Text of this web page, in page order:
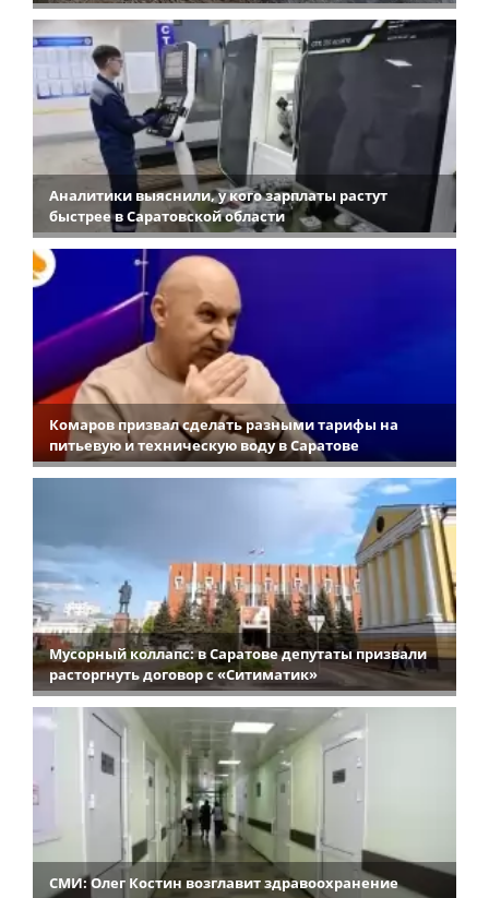
Аналитики выяснили, у кого зарплаты растут
быстрее в Саратовской области
Комаров призвал сделать разными тарифы на
питьевую и техническую воду в Саратове
Мусорный коллапс: в Саратове депутаты призвали
расторгнуть договор с «Ситиматик»
СМИ: Олег Костин возглавит здравоохранение